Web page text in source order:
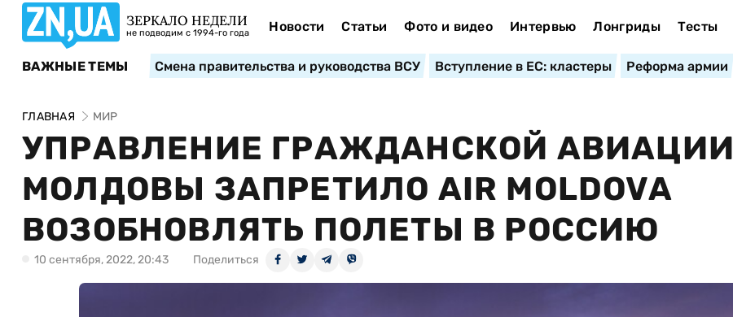
ЗЕРКАЛО НЕДЕЛИ
не подводим с 1994-го года Новости Статьи Фото и видео Интервью Лонгриды Тесты
ВАЖНЫЕ ТЕМЫ Смена правительства и руководства ВСУ Вступление в ЕС: кластеры Реформа армии
ГЛАВНАЯ МИР
УПРАВЛЕНИЕ ГРАЖДАНСКОЙ АВИАЦИИ
МОЛДОВЫ ЗАПРЕТИЛО AIR MOLDOVA
ВОЗОБНОВЛЯТЬ ПОЛЕТЫ В РОССИЮ
10 сентября, 2022, 20:43 Поделиться